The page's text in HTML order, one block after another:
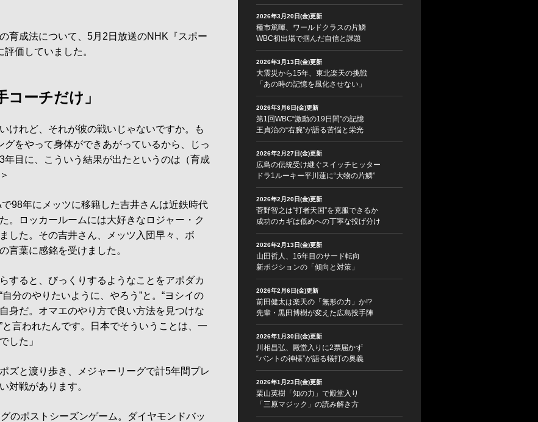
育成法について、5月2日放送のNHK『スポー
価していました。
コーチだけ」
けれど、それが彼の戦いじゃないですか。も
グをやって身体ができあがっているから、じっ
年目に、こういう結果が出たというのは（育成
98年にメッツに移籍した吉井さんは近鉄時代
。ロッカールームには大好きなロジャー・ク
した。その吉井さん、メッツ入団早々、ボ
言葉に感銘を受けました。
すると、びっくりするようなことをアポダカ
分のやりたいように、やろう”と。“ヨシイの
身だ。オマエのやり方で良い方法を見つけな
言われたんです。日本でそういうことは、一
した」
ズと渡り歩き、メジャーリーグで計5年間プレ
対戦があります。
のポストシーズンゲーム。ダイヤモンドバッ
2026年3月20日(金)更新
種市篤暉、ワールドクラスの片鱗
WBC初出場で掴んだ自信と課題
2026年3月13日(金)更新
大震災から15年、東北楽天の挑戦
「あの時の記憶を風化させない」
2026年3月6日(金)更新
第1回WBC“激動の19日間”の記憶
王貞治の“右腕”が語る苦悩と栄光
2026年2月27日(金)更新
広島の伝統受け継ぐスイッチヒッター
ドラ1ルーキー平川蓮に“大物の片鱗”
2026年2月20日(金)更新
菅野智之は“打者天国”を克服できるか
成功のカギは低めへの丁寧な投げ分け
2026年2月13日(金)更新
山田哲人、16年目のサード転向
新ポジションの「傾向と対策」
2026年2月6日(金)更新
前田健太は楽天の「無形の力」か!?
先輩・黒田博樹が変えた広島投手陣
2026年1月30日(金)更新
川相昌弘、殿堂入りに2票届かず
“バントの神様”が語る犠打の奥義
2026年1月23日(金)更新
栗山英樹「知の力」で殿堂入り
「三原マジック」の読み解き方